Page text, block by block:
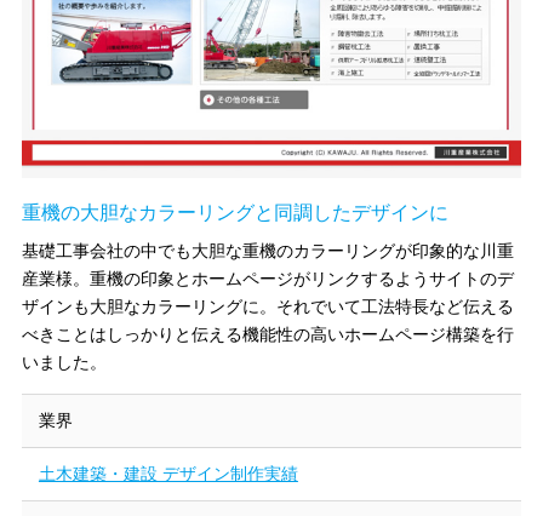
重機の大胆なカラーリングと同調したデザインに
基礎工事会社の中でも大胆な重機のカラーリングが印象的な川重
産業様。重機の印象とホームページがリンクするようサイトのデ
ザインも大胆なカラーリングに。それでいて工法特長など伝える
べきことはしっかりと伝える機能性の高いホームページ構築を行
いました。
業界
土木建築・建設 デザイン制作実績